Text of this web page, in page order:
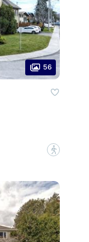
56
?